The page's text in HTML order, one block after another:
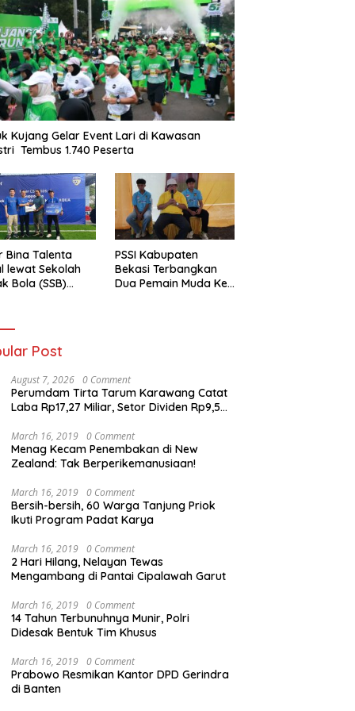
Kujang Gelar Event Lari di Kawasan
Tembus 1.740 Peserta
Bina Talenta
lewat Sekolah
Bola (SSB)
PSSI Kabupaten
Bekasi Terbangkan
Dua Pemain Muda Ke
Post
August 7, 2026 0 Comment
Perumdam Tirta Tarum Karawang Catat
Laba Rp17,27 Miliar, Setor Dividen Rp9,5
March 16, 2019 0 Comment
Menag Kecam Penembakan di New
Zealand: Tak Berperikemanusiaan!
March 16, 2019 0 Comment
Bersih-bersih, 60 Warga Tanjung Priok
Ikuti Program Padat Karya
March 16, 2019 0 Comment
2 Hari Hilang, Nelayan Tewas
Mengambang di Pantai Cipalawah Garut
March 16, 2019 0 Comment
14 Tahun Terbunuhnya Munir, Polri
Didesak Bentuk Tim Khusus
March 16, 2019 0 Comment
Prabowo Resmikan Kantor DPD Gerindra
di Banten